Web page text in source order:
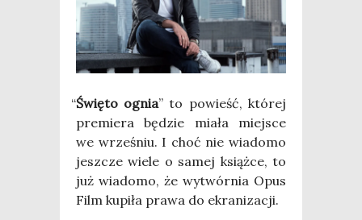
“Świę­to ognia” to powieść, któ­rej
pre­mie­ra będzie mia­ła miej­sce
we wrze­śniu. I choć nie wia­do­mo
jesz­cze wie­le o samej książ­ce, to
już wia­do­mo, że wytwór­nia Opus
Film kupi­ła pra­wa do ekra­ni­za­cji.